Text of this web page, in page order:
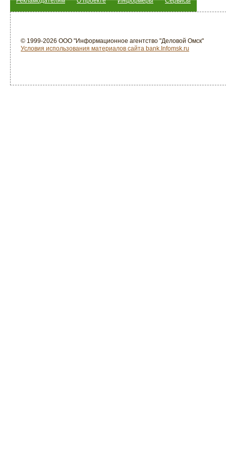
© 1999-2026 ООО "Информационное агентство "Деловой Омск"
Условия использования материалов сайта bank.Infomsk.ru